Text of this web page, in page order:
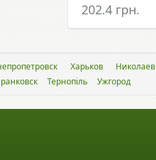
202.4 грн.
Харьков Николаев
Тернопіль Ужгород